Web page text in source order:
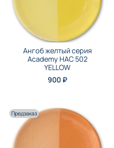
Ангоб желтый серия
Academy НАС 502
YELLOW
900 ₽
Предзаказ